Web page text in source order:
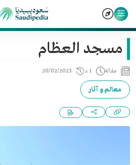
مسجد العظام
مقالة 1 د 20/02/2023
معالم و آثار